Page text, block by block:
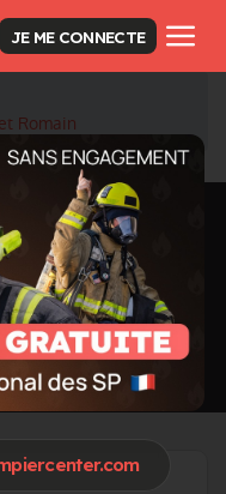
JE ME CONNECTE
Romain
des pompiers